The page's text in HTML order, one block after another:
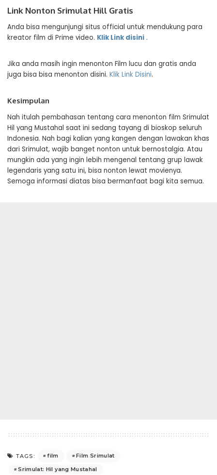
Link Nonton Srimulat Hill Gratis
Anda bisa mengunjungi situs official untuk mendukung para
kreator film di Prime video. Klik Link disini .
Jika anda masih ingin menonton Film lucu dan gratis anda
juga bisa bisa menonton disini. Klik Link Disini.
Kesimpulan
Nah itulah pembahasan tentang cara menonton film Srimulat
Hil yang Mustahal saat ini sedang tayang di bioskop seluruh
Indonesia. Nah bagi kalian yang kangen dengan lawakan khas
dari Srimulat, wajib banget nonton untuk bernostalgia. Atau
mungkin ada yang ingin lebih mengenal tentang grup lawak
legendaris yang satu ini, bisa nonton lewat movienya.
Semoga informasi diatas bisa bermanfaat bagi kita semua.
TAGS: film
Film Srimulat
Srimulat: Hil yang Mustahal